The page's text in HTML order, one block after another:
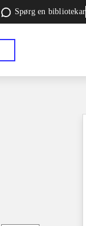
Spørg en bibliotekar